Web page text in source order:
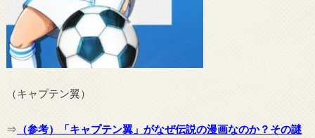
（キャプテン翼）
⇒ （参考）「キャプテン翼」がなぜ伝説の漫画なのか？その謎